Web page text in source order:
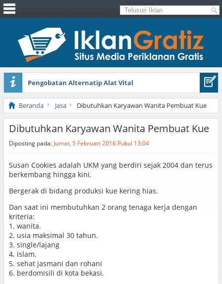
Pengobatan Alternatip Alat Vital
Pita Cantik Pesona
Beranda Jasa Dibutuhkan Karyawan Wanita Pembuat Kue
Dibutuhkan Karyawan Wanita Pembuat Kue
Diposting pada: Jumat, 5 Februari 2016 Pukul 13:04
Susan Cookies adalah UKM yang berdiri sejak 2004 dan terus
berkembang hingga kini.
Bergerak di bidang produksi kue kering hias.
Dan saat ini membutuhkan 2 orang tenaga kerja dengan
kriteria:
1. wanita.
2. usia maksimal 30 tahun.
3. single/lajang
4. islam.
5. sehat jasmani dan rohani
6. berdomisili di kota bekasi.